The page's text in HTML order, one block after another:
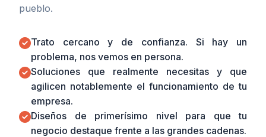
pueblo.
Trato cercano y de confianza. Si hay un
problema, nos vemos en persona.
Soluciones que realmente necesitas y que
agilicen notablemente el funcionamiento de tu
empresa.
Diseños de primerísimo nivel para que tu
negocio destaque frente a las grandes cadenas.